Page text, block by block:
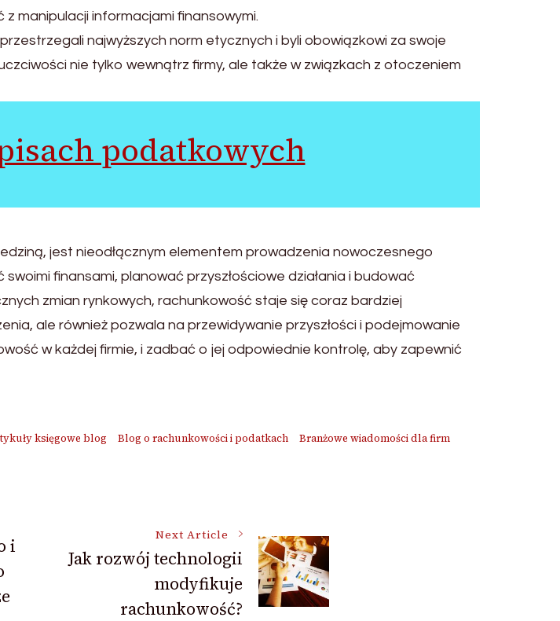
manipulacji informacjami finansowymi.
najwyższych norm etycznych i byli obowiązkowi za swoje
nie tylko wewnątrz firmy, ale także w związkach z otoczeniem
podatkowych
jest nieodłącznym elementem prowadzenia nowoczesnego
finansami, planować przyszłościowe działania i budować
zmian rynkowych, rachunkowość staje się coraz bardziej
ale również pozwala na przewidywanie przyszłości i podejmowanie
w każdej firmie, i zadbać o jej odpowiednie kontrolę, aby zapewnić
księgowe blog Blog o rachunkowości i podatkach
Branżowe wiadomości dla firm
i
Next Article
Jak rozwój technologii
modyfikuje
rachunkowość?